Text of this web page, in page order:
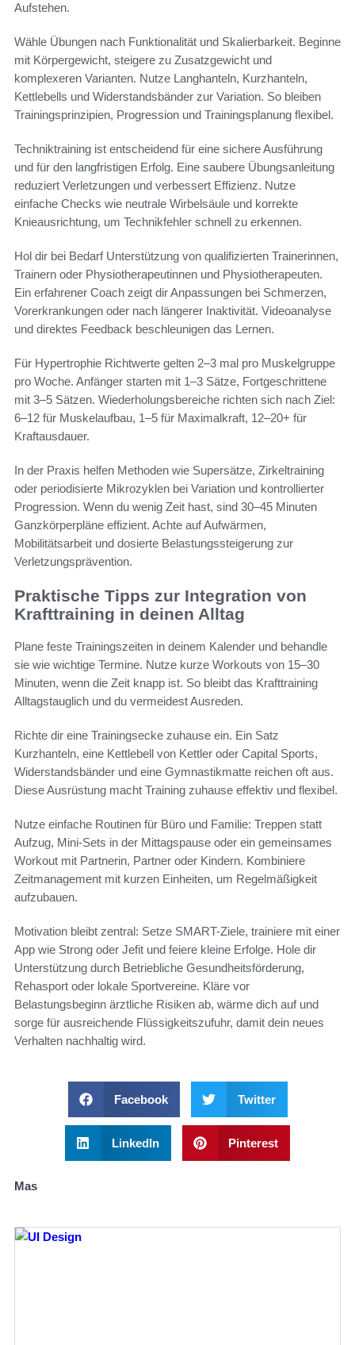
Aufstehen.
Wähle Übungen nach Funktionalität und Skalierbarkeit. Beginne
mit Körpergewicht, steigere zu Zusatzgewicht und
komplexeren Varianten. Nutze Langhanteln, Kurzhanteln,
Kettlebells und Widerstandsbänder zur Variation. So bleiben
Trainingsprinzipien, Progression und Trainingsplanung flexibel.
Techniktraining ist entscheidend für eine sichere Ausführung
und für den langfristigen Erfolg. Eine saubere Übungsanleitung
reduziert Verletzungen und verbessert Effizienz. Nutze
einfache Checks wie neutrale Wirbelsäule und korrekte
Knieausrichtung, um Technikfehler schnell zu erkennen.
Hol dir bei Bedarf Unterstützung von qualifizierten Trainerinnen,
Trainern oder Physiotherapeutinnen und Physiotherapeuten.
Ein erfahrener Coach zeigt dir Anpassungen bei Schmerzen,
Vorerkrankungen oder nach längerer Inaktivität. Videoanalyse
und direktes Feedback beschleunigen das Lernen.
Für Hypertrophie Richtwerte gelten 2–3 mal pro Muskelgruppe
pro Woche. Anfänger starten mit 1–3 Sätze, Fortgeschrittene
mit 3–5 Sätzen. Wiederholungsbereiche richten sich nach Ziel:
6–12 für Muskelaufbau, 1–5 für Maximalkraft, 12–20+ für
Kraftausdauer.
In der Praxis helfen Methoden wie Supersätze, Zirkeltraining
oder periodisierte Mikrozyklen bei Variation und kontrollierter
Progression. Wenn du wenig Zeit hast, sind 30–45 Minuten
Ganzkörperpläne effizient. Achte auf Aufwärmen,
Mobilitätsarbeit und dosierte Belastungssteigerung zur
Verletzungsprävention.
Praktische Tipps zur Integration von
Krafttraining in deinen Alltag
Plane feste Trainingszeiten in deinem Kalender und behandle
sie wie wichtige Termine. Nutze kurze Workouts von 15–30
Minuten, wenn die Zeit knapp ist. So bleibt das Krafttraining
Alltagstauglich und du vermeidest Ausreden.
Richte dir eine Trainingsecke zuhause ein. Ein Satz
Kurzhanteln, eine Kettlebell von Kettler oder Capital Sports,
Widerstandsbänder und eine Gymnastikmatte reichen oft aus.
Diese Ausrüstung macht Training zuhause effektiv und flexibel.
Nutze einfache Routinen für Büro und Familie: Treppen statt
Aufzug, Mini-Sets in der Mittagspause oder ein gemeinsames
Workout mit Partnerin, Partner oder Kindern. Kombiniere
Zeitmanagement mit kurzen Einheiten, um Regelmäßigkeit
aufzubauen.
Motivation bleibt zentral: Setze SMART-Ziele, trainiere mit einer
App wie Strong oder Jefit und feiere kleine Erfolge. Hole dir
Unterstützung durch Betriebliche Gesundheitsförderung,
Rehasport oder lokale Sportvereine. Kläre vor
Belastungsbeginn ärztliche Risiken ab, wärme dich auf und
sorge für ausreichende Flüssigkeitszufuhr, damit dein neues
Verhalten nachhaltig wird.
Facebook Twitter
LinkedIn Pinterest
Mas